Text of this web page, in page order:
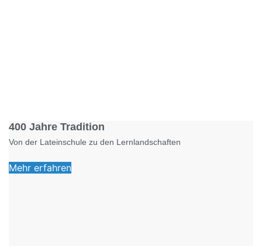
400 Jahre Tradition
Von der Lateinschule zu den Lernlandschaften
Mehr erfahren